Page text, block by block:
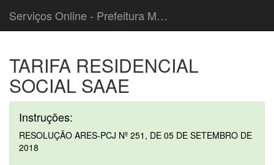
Serviços Online - Prefeitura Municipal de Cordeiropolis
TARIFA RESIDENCIAL
SOCIAL SAAE
Instruções:
RESOLUÇÃO ARES-PCJ Nº 251, DE 05 DE SETEMBRO DE
2018